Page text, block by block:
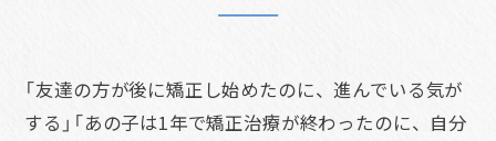
「友達の方が後に矯正し始めたのに、進んでいる気が
する」「あの子は1年で矯正治療が終わったのに、自分